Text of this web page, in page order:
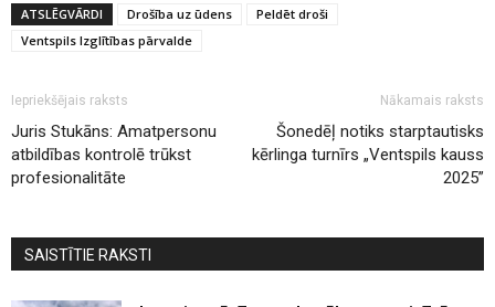
ATSLĒGVĀRDI Drošība uz ūdens
Peldēt droši
Ventspils Izglītības pārvalde
Iepriekšējais raksts
Juris Stukāns: Amatpersonu
atbildības kontrolē trūkst
profesionalitāte
Nākamais raksts
Šonedēļ notiks starptautisks
kērlinga turnīrs „Ventspils kauss
2025”
SAISTĪTIE RAKSTI